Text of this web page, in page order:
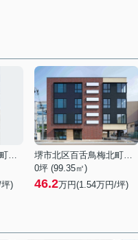
堺市北区百舌鳥赤畑町１丁
)
堺市北区百舌鳥梅北町１丁
0坪 (99.35㎡)
46.2万円(1.54万円/坪)